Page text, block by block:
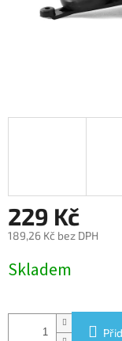
229 Kč
189,26 Kč bez DPH
cena:
Skladem